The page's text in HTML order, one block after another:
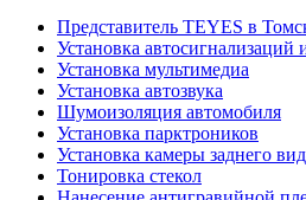
Представитель TEYES в
Установка автосигнализаций
Установка мультимедиа
Установка автозвука
Шумоизоляция автомобиля
Установка парктроников
Установка камеры заднего
Тонировка стекол